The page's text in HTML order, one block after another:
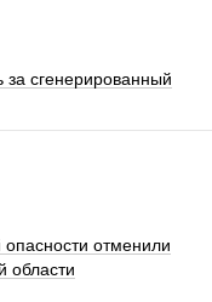
за сгенерированный
отменили
области